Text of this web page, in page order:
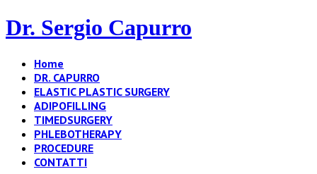
Dr. Sergio Capurro
Home
DR. CAPURRO
ELASTIC PLASTIC SURGERY
ADIPOFILLING
TIMEDSURGERY
PHLEBOTHERAPY
PROCEDURE
CONTATTI